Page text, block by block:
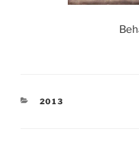
KATEGORIEN
2013